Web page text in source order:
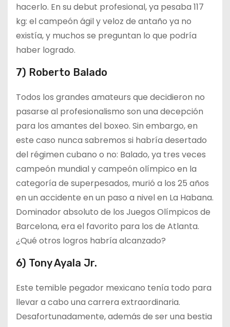
hacerlo. En su debut profesional, ya pesaba 117
kg: el campeón ágil y veloz de antaño ya no
existía, y muchos se preguntan lo que podría
haber logrado.
7) Roberto Balado
Todos los grandes amateurs que decidieron no
pasarse al profesionalismo son una decepción
para los amantes del boxeo. Sin embargo, en
este caso nunca sabremos si habría desertado
del régimen cubano o no: Balado, ya tres veces
campeón mundial y campeón olímpico en la
categoría de superpesados, murió a los 25 años
en un accidente en un paso a nivel en La Habana.
Dominador absoluto de los Juegos Olímpicos de
Barcelona, era el favorito para los de Atlanta.
¿Qué otros logros habría alcanzado?
6) Tony Ayala Jr.
Este temible pegador mexicano tenía todo para
llevar a cabo una carrera extraordinaria.
Desafortunadamente, además de ser una bestia